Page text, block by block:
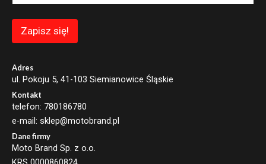
l
Zapisz się!
Adres
ul. Pokoju 5, 41-103 Siemianowice Śląskie
Kontakt
telefon: 780186780
e-mail: sklep@motobrand.pl
Dane firmy
Moto Brand Sp. z o.o.